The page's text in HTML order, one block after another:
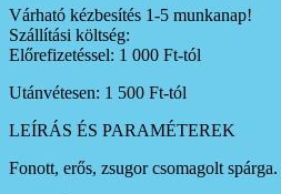
Várható kézbesítés 1-5 munkanap!
Szállítási költség:
Előrefizetéssel: 1 000 Ft-tól
Utánvétesen: 1 500 Ft-tól
LEÍRÁS ÉS PARAMÉTEREK
Fonott, erős, zsugor csomagolt spárga.